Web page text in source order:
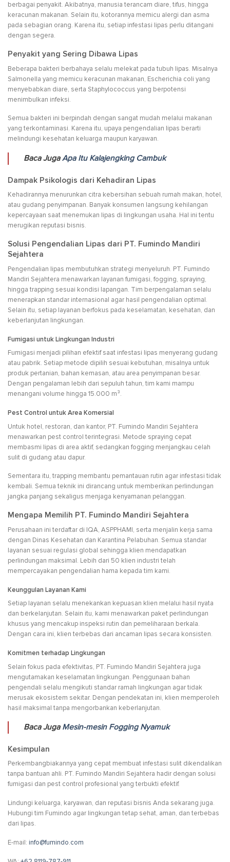
berbagai penyakit. Akibatnya, manusia terancam diare, tifus, hingga
keracunan makanan. Selain itu, kotorannya memicu alergi dan asma
pada sebagian orang. Karena itu, setiap infestasi lipas perlu ditangani
dengan segera.
Penyakit yang Sering Dibawa Lipas
Beberapa bakteri berbahaya selalu melekat pada tubuh lipas. Misalnya
Salmonella yang memicu keracunan makanan, Escherichia coli yang
menyebabkan diare, serta Staphylococcus yang berpotensi
menimbulkan infeksi.
Semua bakteri ini berpindah dengan sangat mudah melalui makanan
yang terkontaminasi. Karena itu, upaya pengendalian lipas berarti
melindungi kesehatan keluarga maupun karyawan.
Baca JugaApa Itu Kalajengking Cambuk
Dampak Psikologis dari Kehadiran Lipas
Kehadirannya menurunkan citra kebersihan sebuah rumah makan, hotel,
atau gudang penyimpanan. Banyak konsumen langsung kehilangan
kepercayaan saat menemukan lipas di lingkungan usaha. Hal ini tentu
merugikan reputasi bisnis.
Solusi Pengendalian Lipas dari PT. Fumindo Mandiri
Sejahtera
Pengendalian lipas membutuhkan strategi menyeluruh. PT. Fumindo
Mandiri Sejahtera menawarkan layanan fumigasi, fogging, spraying,
hingga trapping sesuai kondisi lapangan. Tim berpengalaman selalu
menerapkan standar internasional agar hasil pengendalian optimal.
Selain itu, setiap layanan berfokus pada keselamatan, kesehatan, dan
keberlanjutan lingkungan.
Fumigasi untuk Lingkungan Industri
Fumigasi menjadi pilihan efektif saat infestasi lipas menyerang gudang
atau pabrik. Setiap metode dipilih sesuai kebutuhan, misalnya untuk
produk pertanian, bahan kemasan, atau area penyimpanan besar.
Dengan pengalaman lebih dari sepuluh tahun, tim kami mampu
menangani volume hingga 15.000 m³.
Pest Control untuk Area Komersial
Untuk hotel, restoran, dan kantor, PT. Fumindo Mandiri Sejahtera
menawarkan pest control terintegrasi. Metode spraying cepat
membasmi lipas di area aktif, sedangkan fogging menjangkau celah
sulit di gudang atau dapur.
Sementara itu, trapping membantu pemantauan rutin agar infestasi tidak
kembali. Semua teknik ini dirancang untuk memberikan perlindungan
jangka panjang sekaligus menjaga kenyamanan pelanggan.
Mengapa Memilih PT. Fumindo Mandiri Sejahtera
Perusahaan ini terdaftar di IQA, ASPPHAMI, serta menjalin kerja sama
dengan Dinas Kesehatan dan Karantina Pelabuhan. Semua standar
layanan sesuai regulasi global sehingga klien mendapatkan
perlindungan maksimal. Lebih dari 50 klien industri telah
mempercayakan pengendalian hama kepada tim kami.
Keunggulan Layanan Kami
Setiap layanan selalu menekankan kepuasan klien melalui hasil nyata
dan berkelanjutan. Selain itu, kami menawarkan paket perlindungan
khusus yang mencakup inspeksi rutin dan pemeliharaan berkala.
Dengan cara ini, klien terbebas dari ancaman lipas secara konsisten.
Komitmen terhadap Lingkungan
Selain fokus pada efektivitas, PT. Fumindo Mandiri Sejahtera juga
mengutamakan keselamatan lingkungan. Penggunaan bahan
pengendali selalu mengikuti standar ramah lingkungan agar tidak
merusak ekosistem sekitar. Dengan pendekatan ini, klien memperoleh
hasil maksimal tanpa mengorbankan keberlanjutan.
Baca Juga Mesin-mesin Fogging Nyamuk
Kesimpulan
Perkembangbiakannya yang cepat membuat infestasi sulit dikendalikan
tanpa bantuan ahli. PT. Fumindo Mandiri Sejahtera hadir dengan solusi
fumigasi dan pest control profesional yang terbukti efektif.
Lindungi keluarga, karyawan, dan reputasi bisnis Anda sekarang juga.
Hubungi tim Fumindo agar lingkungan tetap sehat, aman, dan terbebas
dari lipas.
E-mail: info@fumindo.com